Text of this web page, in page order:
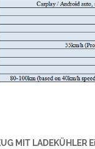
MIT